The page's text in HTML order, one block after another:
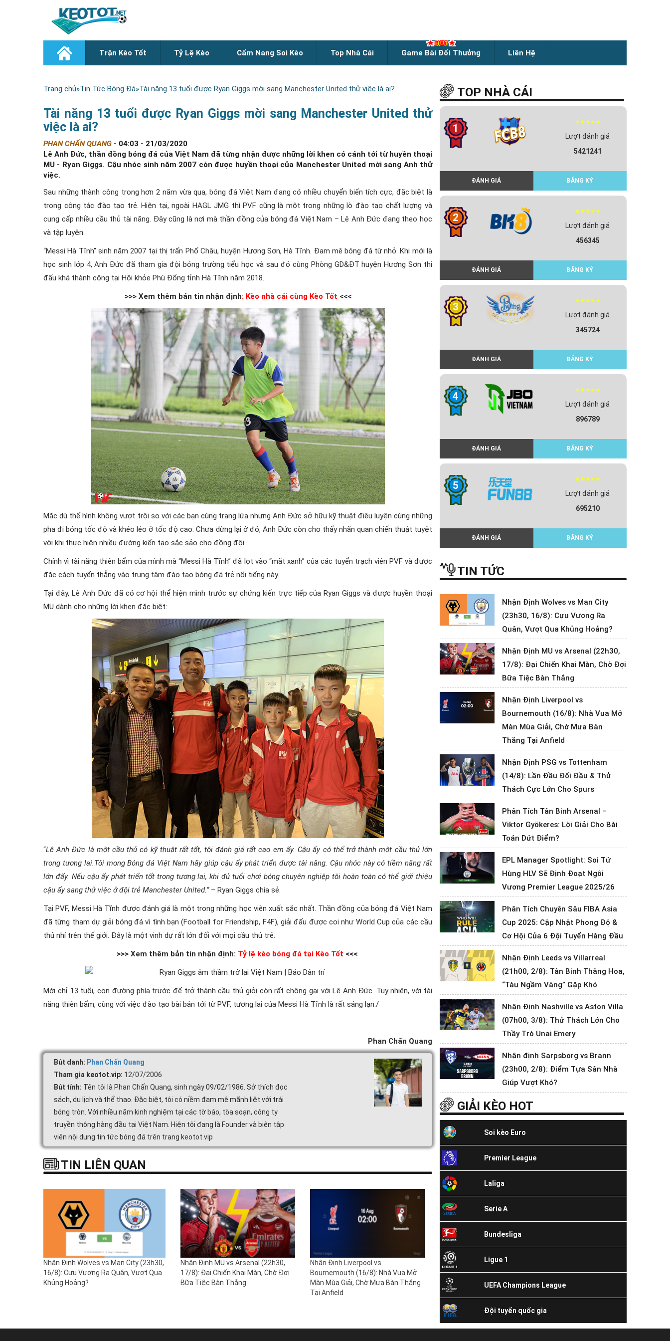
Trận Kèo Tốt Tỷ Lệ Kèo Cẩm Nang Soi Kèo Top Nhà Cái Game Bài Đổi Thưởng Liên Hệ
Trang chủ»Tin Tức Bóng Đá»Tài năng 13 tuổi được Ryan Giggs mời sang Manchester United thử việc là ai?
Tài năng 13 tuổi được Ryan Giggs mời sang Manchester United thử
việc là ai?
PHAN CHẤN QUANG - 04:03 - 21/03/2020
Lê Anh Đức, thần đồng bóng đá của Việt Nam đã từng nhận được những lời khen có cánh tới từ huyền thoại
MU - Ryan Giggs. Cậu nhóc sinh năm 2007 còn được huyền thoại của Manchester United mời sang Anh thử
việc.
Sau những thành công trong hơn 2 năm vừa qua, bóng đá Việt Nam đang có nhiều chuyển biến tích cực, đặc biệt là
trong công tác đào tạo trẻ. Hiện tại, ngoài HAGL JMG thì PVF cũng là một trong những lò đào tạo chất lượng và
cung cấp nhiều cầu thủ tài năng. Đây cũng là nơi mà thần đồng của bóng đá Việt Nam – Lê Anh Đức đang theo học
và tập luyện.
“Messi Hà Tĩnh” sinh năm 2007 tại thị trấn Phố Châu, huyện Hương Sơn, Hà Tĩnh. Đam mê bóng đá từ nhỏ. Khi mới là
học sinh lớp 4, Anh Đức đã tham gia đội bóng trường tiểu học và sau đó cùng Phòng GD&ĐT huyện Hương Sơn thi
đấu khá thành công tại Hội khỏe Phù Đổng tỉnh Hà Tĩnh năm 2018.
>>> Xem thêm bản tin nhận định: Kèo nhà cái cùng Kèo Tốt <<<
Mặc dù thể hình không vượt trội so với các bạn cùng trang lứa nhưng Anh Đức sở hữu kỹ thuật điêu luyện cùng những
pha đi bóng tốc độ và khéo léo ở tốc độ cao. Chưa dừng lại ở đó, Anh Đức còn cho thấy nhãn quan chiến thuật tuyệt
vời khi thực hiện nhiều đường kiến tạo sắc sảo cho đồng đội.
Chính vì tài năng thiên bẩm của mình mà “Messi Hà Tĩnh” đã lọt vào “mắt xanh” của các tuyển trạch viên PVF và được
đặc cách tuyển thẳng vào trung tâm đào tạo bóng đá trẻ nổi tiếng này.
Tại đây, Lê Anh Đức đã có cơ hội thể hiện mình trước sự chứng kiến trực tiếp của Ryan Giggs và được huyền thoại
MU dành cho những lời khen đặc biệt:
“Lê Anh Đức là một cầu thủ có kỹ thuật rất tốt, tôi đánh giá rất cao em ấy. Cậu ấy có thể trở thành một cầu thủ lớn
trong tương lai.Tôi mong Bóng đá Việt Nam hãy giúp cậu ấy phát triển được tài năng. Cậu nhóc này có tiềm năng rất
lớn đấy. Nếu cậu ấy phát triển tốt trong tương lai, khi đủ tuổi chơi bóng chuyên nghiệp tôi hoàn toàn có thể giới thiệu
cậu ấy sang thử việc ở đội trẻ Manchester United.”– Ryan Giggs chia sẻ.
Tại PVF, Messi Hà Tĩnh được đánh giá là một trong những học viên xuất sắc nhất. Thần đồng của bóng đá Việt Nam
đã từng tham dự giải bóng đá vì tình bạn (Football for Friendship, F4F), giải đấu được coi như World Cup của các cầu
thủ nhí trên thế giới. Đây là một vinh dự rất lớn đối với mọi cầu thủ trẻ.
>>> Xem thêm bản tin nhận định: Tỷ lệ kèo bóng đá tại Kèo Tốt <<<
Mới chỉ 13 tuổi, con đường phía trước để trở thành cầu thủ giỏi còn rất chông gai với Lê Anh Đức. Tuy nhiên, với tài
năng thiên bẩm, cùng với việc đào tạo bài bản tới từ PVF, tương lai của Messi Hà Tĩnh là rất sáng lạn./
Phan Chấn Quang
Bút danh: Phan Chấn Quang
Tham gia keotot.vip: 12/07/2006
Bút tính: Tên tôi là Phan Chấn Quang, sinh ngày 09/02/1986. Sở thích đọc
sách, du lịch và thể thao. Đặc biệt, tôi có niềm đam mê mãnh liệt với trái
bóng tròn. Với nhiều năm kinh nghiệm tại các tờ báo, tòa soạn, công ty
truyền thông hàng đầu tại Việt Nam. Hiện tôi đang là Founder và biên tập
viên nội dung tin tức bóng đá trên trang keotot.vip
TIN LIÊN QUAN
Nhận Định Wolves vs Man City (23h30,
16/8): Cựu Vương Ra Quân, Vượt Qua
Khủng Hoảng?
Nhận Định MU vs Arsenal (22h30,
17/8): Đại Chiến Khai Màn, Chờ Đợi
Bữa Tiệc Bàn Thắng
Nhận Định Liverpool vs
Bournemouth (16/8): Nhà Vua Mở
Màn Mùa Giải, Chờ Mưa Bàn Thắng
Tại Anfield
TOP NHÀ CÁI
1
Lượt đánh giá
5421241
ĐÁNH GIÁ ĐĂNG KÝ
2
Lượt đánh giá
456345
ĐÁNH GIÁ ĐĂNG KÝ
3
Lượt đánh giá
345724
ĐÁNH GIÁ ĐĂNG KÝ
4
Lượt đánh giá
896789
ĐÁNH GIÁ ĐĂNG KÝ
5
Lượt đánh giá
695210
ĐÁNH GIÁ ĐĂNG KÝ
TIN TỨC
Nhận Định Wolves vs Man City
(23h30, 16/8): Cựu Vương Ra
Quân, Vượt Qua Khủng Hoảng?
Nhận Định MU vs Arsenal (22h30,
17/8): Đại Chiến Khai Màn, Chờ Đợi
Bữa Tiệc Bàn Thắng
Nhận Định Liverpool vs
Bournemouth (16/8): Nhà Vua Mở
Màn Mùa Giải, Chờ Mưa Bàn
Thắng Tại Anfield
Nhận Định PSG vs Tottenham
(14/8): Lần Đầu Đối Đầu & Thử
Thách Cực Lớn Cho Spurs
Phân Tích Tân Binh Arsenal –
Viktor Gyökeres: Lời Giải Cho Bài
Toán Dứt Điểm?
EPL Manager Spotlight: Soi Tứ
Hùng HLV Sẽ Định Đoạt Ngôi
Vương Premier League 2025/26
Phân Tích Chuyên Sâu FIBA Asia
Cup 2025: Cập Nhật Phong Độ &
Cơ Hội Của 6 Đội Tuyển Hàng Đầu
Nhận Định Leeds vs Villarreal
(21h00, 2/8): Tân Binh Thăng Hoa,
“Tàu Ngầm Vàng” Gặp Khó
Nhận Định Nashville vs Aston Villa
(07h00, 3/8): Thử Thách Lớn Cho
Thầy Trò Unai Emery
Nhận định Sarpsborg vs Brann
(23h00, 2/8): Điểm Tựa Sân Nhà
Giúp Vượt Khó?
GIẢI KÈO HOT
Soi kèo Euro
Premier League
Laliga
Serie A
Bundesliga
Ligue 1
UEFA Champions League
Đội tuyển quốc gia